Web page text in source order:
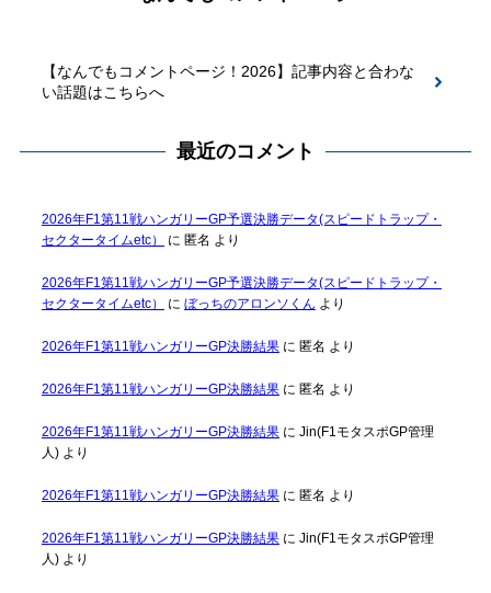
【なんでもコメントページ！2026】記事内容と合わな
い話題はこちらへ
最近のコメント
2026年F1第11戦ハンガリーGP予選決勝データ(スピードトラップ・
セクタータイムetc）
に 匿名 より
2026年F1第11戦ハンガリーGP予選決勝データ(スピードトラップ・
セクタータイムetc）
に ぼっちのアロンソくん より
2026年F1第11戦ハンガリーGP決勝結果に 匿名 より
2026年F1第11戦ハンガリーGP決勝結果に 匿名 より
2026年F1第11戦ハンガリーGP決勝結果に Jin(F1モタスポGP管理
人)より
2026年F1第11戦ハンガリーGP決勝結果に 匿名 より
2026年F1第11戦ハンガリーGP決勝結果に Jin(F1モタスポGP管理
人)より